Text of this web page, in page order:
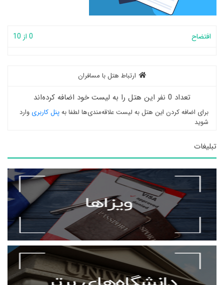
افتضاح 0 از 10
ارتباط هتل با مسافران
تعداد 0 نفر این هتل را به لیست خود اضافه کرده‌اند
برای اضافه کردن این هتل به لیست علاقه‌مندی‌ها لطفا بهپنل کاربری وارد
شوید
تبلیغات